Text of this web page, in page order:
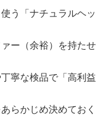
う「ナチュラルヘッ
ー（余裕）を持たせ
寧な検品で「高利益
らかじめ決めておく